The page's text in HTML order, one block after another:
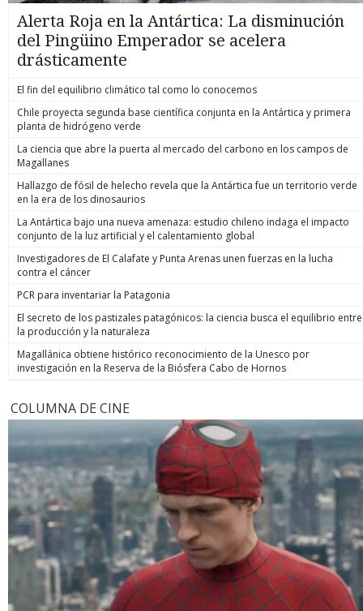
Alerta Roja en la Antártica: La disminución
del Pingüino Emperador se acelera
drásticamente
El fin del equilibrio climático tal como lo conocemos
Chile proyecta segunda base científica conjunta en la Antártica y primera
planta de hidrógeno verde
La ciencia que abre la puerta al mercado del carbono en los campos de
Magallanes
Hallazgo de fósil de helecho revela que la Antártica fue un territorio verde
en la era de los dinosaurios
La Antártica bajo una nueva amenaza: estudio chileno indaga el impacto
conjunto de la luz artificial y el calentamiento global
Investigadores de El Calafate y Punta Arenas unen fuerzas en la lucha
contra el cáncer
PCR para inventariar la Patagonia
El secreto de los pastizales patagónicos: la ciencia busca el equilibrio entre
la producción y la naturaleza
Magallánica obtiene histórico reconocimiento de la Unesco por
investigación en la Reserva de la Biósfera Cabo de Hornos
COLUMNA DE CINE